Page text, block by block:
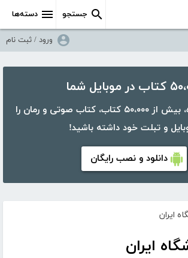
دسته‌ها جستجو
ورود / ثبت نام
موبایل شما
با اپلیکیشن کتابراه، بیش از ۵۰،۰۰۰ کتاب، کتاب صوتی و رمان را
و تبلت خود داشته باشید!
دانلود و نصب رایگان
ایران
ایران